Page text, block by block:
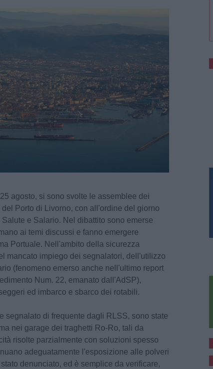
agosto, si sono svolte le assemblee dei
Porto di Livorno, con all'ordine del giorno
e Salario. Nel dibattito sono emerse
ai temi discussi e fanno emergere
Portuale. Nell'ambito della sicurezza
mancato impiego dei segnalatori, dell'utilizzo
(fenomeno emerso anche nell'ultimo report
Num. 22, emanato dall'AdSP),
ed imbarco e sbarco dei rotabili.
segnalato di frequente dagli RLSS, sono state
nei garage dei traghetti Ro-Ro, tali da
risolte parzialmente con soluzioni spesso
adeguatamente l'esposizione alle polveri
denunciato, ed è semplice da verificare,